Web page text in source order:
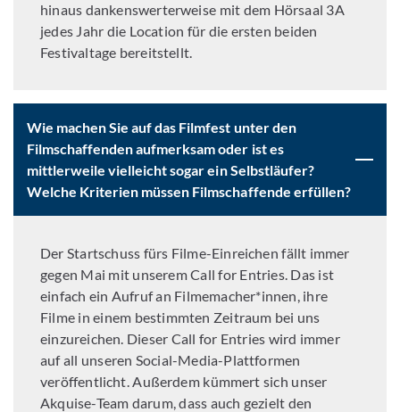
hinaus dankenswerterweise mit dem Hörsaal 3A
jedes Jahr die Location für die ersten beiden
Festivaltage bereitstellt.
Wie machen Sie auf das Filmfest unter den
Filmschaffenden aufmerksam oder ist es
mittlerweile vielleicht sogar ein Selbstläufer?
Welche Kriterien müssen Filmschaffende erfüllen?
Der Startschuss fürs Filme-Einreichen fällt immer
gegen Mai mit unserem Call for Entries. Das ist
einfach ein Aufruf an Filmemacher*innen, ihre
Filme in einem bestimmten Zeitraum bei uns
einzureichen. Dieser Call for Entries wird immer
auf all unseren Social-Media-Plattformen
veröffentlicht. Außerdem kümmert sich unser
Akquise-Team darum, dass auch gezielt den